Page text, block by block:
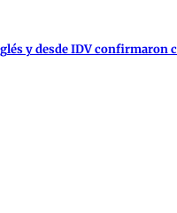
y desde IDV confirmaron